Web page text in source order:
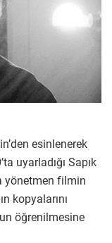
esinlenerek
uyarladığı Sapık
yönetmen filmin
kopyalarını
öğrenilmesine